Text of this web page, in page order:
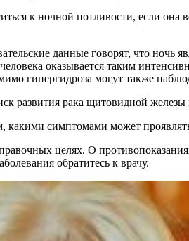
к ночной потливости, если она
данные говорят, что ночь
оказывается таким
гипергидроза могут также
развития рака щитовидной
симптомами может
целях. О
обратитесь к врачу.